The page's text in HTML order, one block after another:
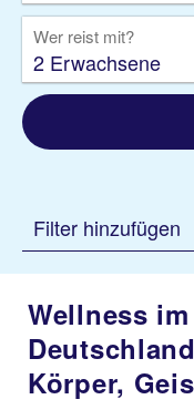
Wer reist mit?
2 Erwachsene
Filter hinzufügen
Wellness
Körper,